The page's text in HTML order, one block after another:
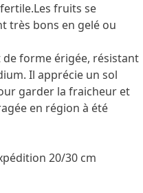
fruits se
très bons en gelé ou
de forme érigée, résistant
Il apprécie un sol
garder la fraicheur et
en région à été
20/30 cm